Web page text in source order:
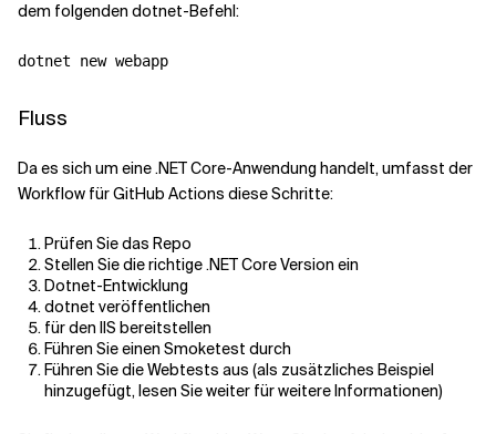
dem folgenden dotnet-Befehl:
Fluss
Da es sich um eine .NET Core-Anwendung handelt, umfasst der
Workflow für GitHub Actions diese Schritte:
Prüfen Sie das Repo
Stellen Sie die richtige .NET Core Version ein
Dotnet-Entwicklung
dotnet veröffentlichen
für den IIS bereitstellen
Führen Sie einen Smoketest durch
Führen Sie die Webtests aus (als zusätzliches Beispiel
hinzugefügt, lesen Sie weiter für weitere Informationen)